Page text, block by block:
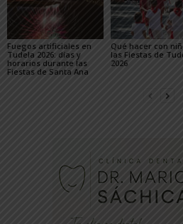
Fuegos artificiales en
Tudela 2026: días y
horarios durante las
Fiestas de Santa Ana
Qué hacer con
las Fiestas de
2026